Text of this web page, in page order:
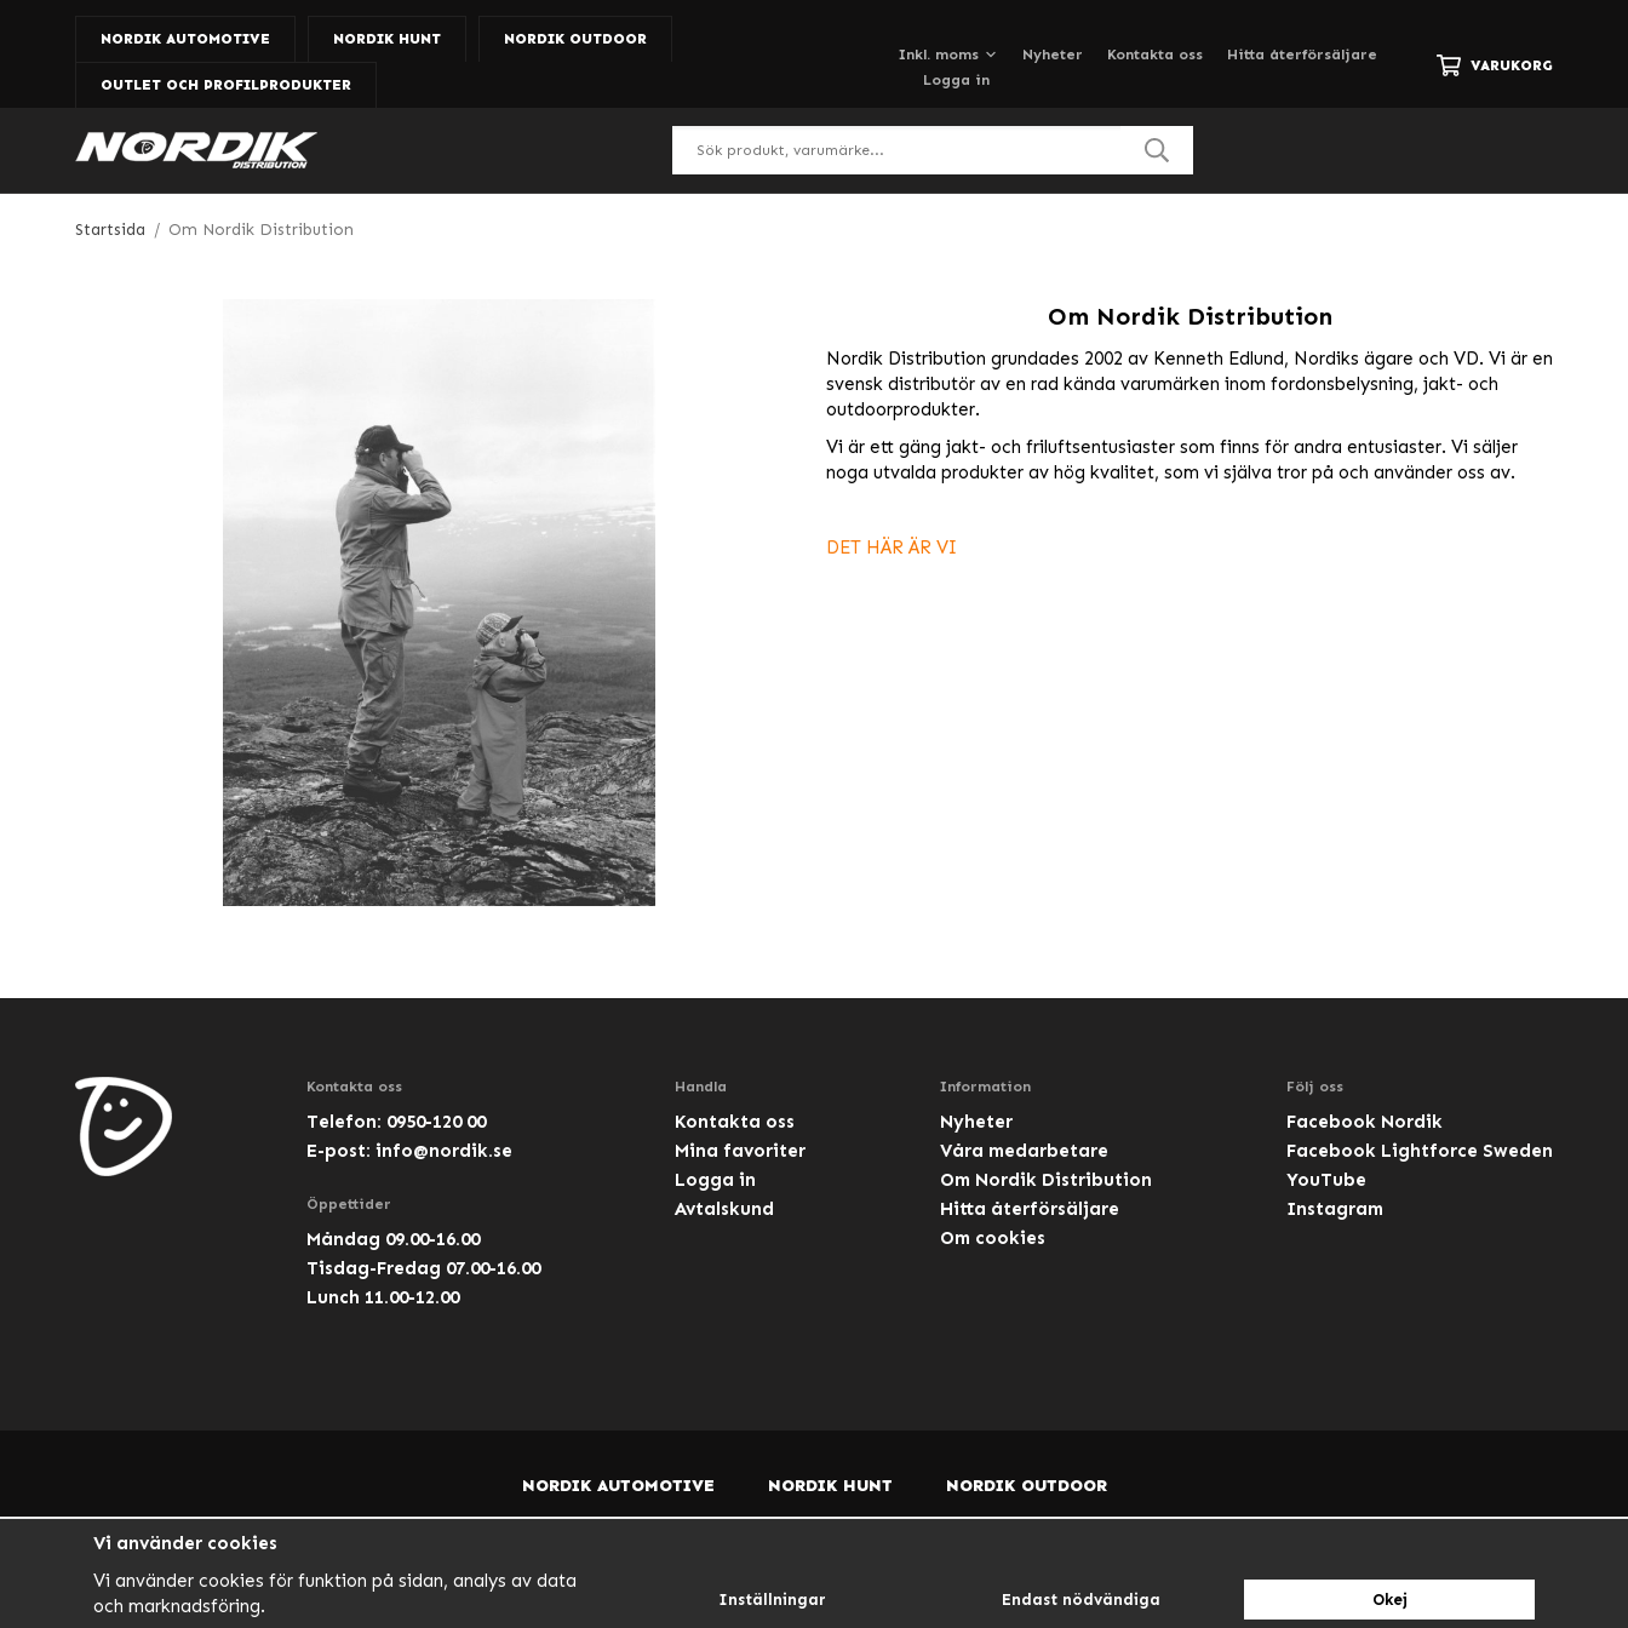
NORDIK AUTOMOTIVE NORDIK HUNT NORDIK OUTDOOR
OUTLET OCH PROFILPRODUKTER
Nyheter Kontakta oss
Hitta återförsäljare
Logga in
VARUKORG
Startsida / Om Nordik Distribution
Om Nordik Distribution
Nordik Distribution grundades 2002 av Kenneth Edlund, Nordiks ägare och VD. Vi är en
svensk distributör av en rad kända varumärken inom fordonsbelysning, jakt- och
outdoorprodukter.
Vi är ett gäng jakt- och friluftsentusiaster som finns för andra entusiaster. Vi säljer
noga utvalda produkter av hög kvalitet, som vi själva tror på och använder oss av.
DET HÄR ÄR VI
Kontakta oss
Telefon: 0950-120 00
E-post: info@nordik.se
Öppettider
Måndag 09.00-16.00
Tisdag-Fredag 07.00-16.00
Lunch 11.00-12.00
Handla
Kontakta oss
Mina favoriter
Logga in
Avtalskund
Information
Nyheter
Våra medarbetare
Om Nordik Distribution
Hitta återförsäljare
Om cookies
Följ oss
Facebook Nordik
Facebook Lightforce Sweden
YouTube
Instagram
NORDIK AUTOMOTIVE NORDIK HUNT NORDIK OUTDOOR
Vi använder cookies
Vi använder cookies för funktion på sidan, analys av data
och marknadsföring.
Inställningar Endast nödvändiga Okej